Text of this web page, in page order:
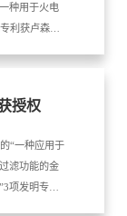
种用于火电
利获卢森堡
授权
“一种应用于
滤功能的金
项发明专利